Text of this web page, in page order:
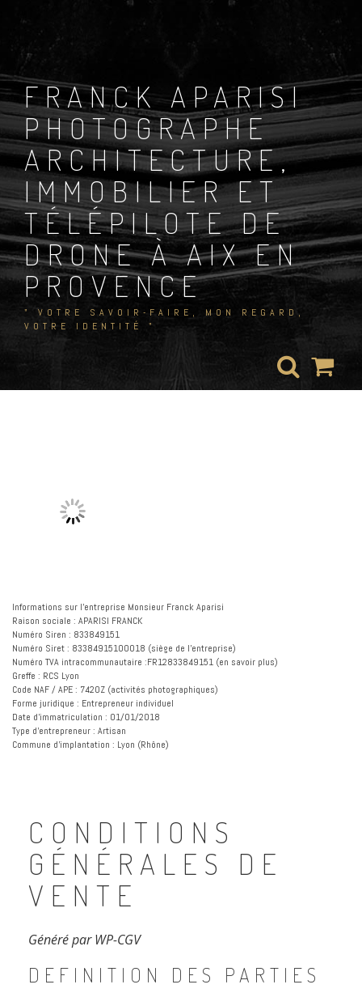
FRANCK APARISI
PHOTOGRAPHE
ARCHITECTURE,
IMMOBILIER ET
TÉLÉPILOTE DE
DRONE À AIX EN
PROVENCE
" VOTRE SAVOIR-FAIRE, MON REGARD,
VOTRE IDENTITÉ "
Informations sur l’entreprise Monsieur Franck Aparisi
Raison sociale : APARISI FRANCK
Numéro Siren : 833849151
Numéro Siret : 83384915100018 (siège de l’entreprise)
Numéro TVA intracommunautaire :FR12833849151 (en savoir plus)
Greffe : RCS Lyon
Code NAF / APE : 7420Z (activités photographiques)
Forme juridique : Entrepreneur individuel
Date d’immatriculation : 01/01/2018
Type d’entrepreneur : Artisan
Commune d’implantation : Lyon (Rhône)
CONDITIONS
GÉNÉRALES DE
VENTE
Généré par WP-CGV
DEFINITION DES PARTIES